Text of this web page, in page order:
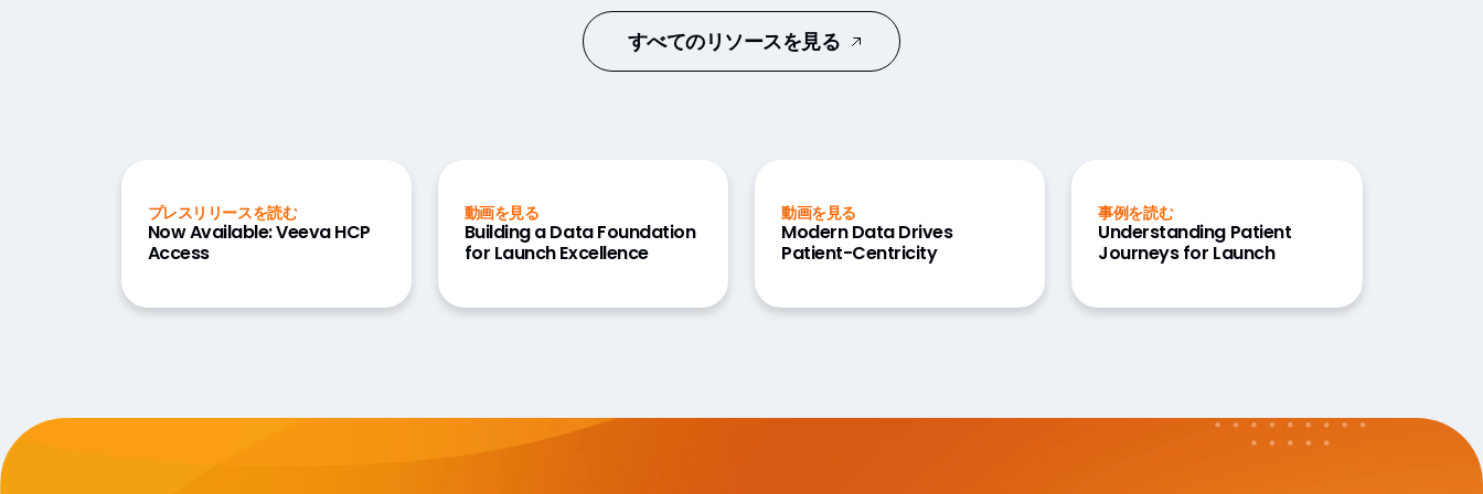
すべてのリソースを見る
プレスリリースを読む
Now Available: Veeva HCP
Access
動画を見る
Building a Data Foundation
for Launch Excellence
動画を見る
Modern Data Drives
Patient-Centricity
事例を読む
Understanding Patient
Journeys for Launch